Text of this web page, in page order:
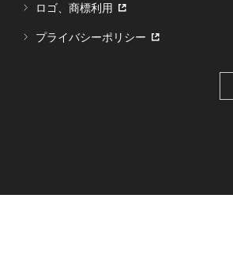
ロゴ、商標利用
プライバシーポリシー